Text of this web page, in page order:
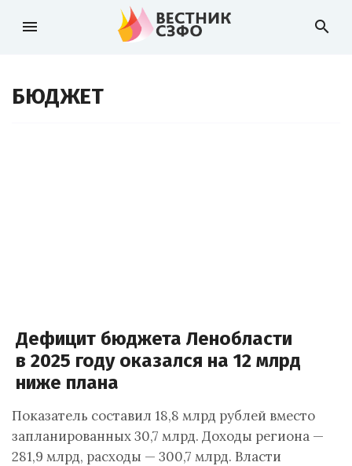
menu search
БЮДЖЕТ
Дефицит бюджета Ленобласти
в 2025 году оказался на 12 млрд
ниже плана
Показатель составил 18,8 млрд рублей вместо
запланированных 30,7 млрд. Доходы региона —
281,9 млрд, расходы — 300,7 млрд. Власти